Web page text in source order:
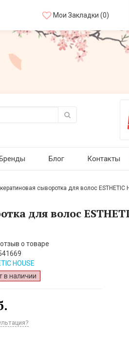
Мои Закладки (0)
Блог Контакты
сыворотка для волос ESTHETIC
для волос
о товаре
HOUSE
в наличии